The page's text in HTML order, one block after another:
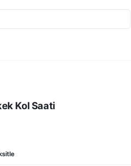
Kol Saati